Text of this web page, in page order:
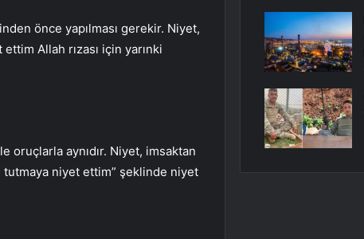
önce yapılması gerekir. Niyet,
Allah rızası için yarınki
aynıdır. Niyet, imsaktan
tutmaya niyet ettim” şeklinde niyet